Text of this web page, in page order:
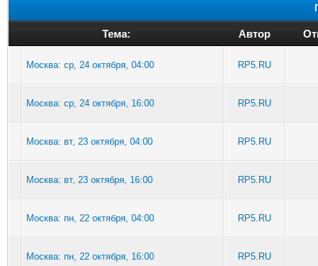
Тема: Автор
Москва: ср, 24 октября, 04:00 RP5.RU
Москва: ср, 24 октября, 16:00 RP5.RU
Москва: вт, 23 октября, 04:00 RP5.RU
Москва: вт, 23 октября, 16:00 RP5.RU
Москва: пн, 22 октября, 04:00 RP5.RU
Москва: пн, 22 октября, 16:00 RP5.RU